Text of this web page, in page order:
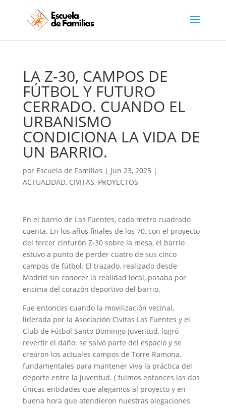
LA Z-30, CAMPOS DE
FÚTBOL Y FUTURO
CERRADO. CUANDO EL
URBANISMO
CONDICIONA LA VIDA DE
UN BARRIO.
por Escuela de Familias | Jun 23, 2025 |
ACTUALIDAD, CIVITAS, PROYECTOS
En el barrio de Las Fuentes, cada metro cuadrado
cuenta. En los años finales de los 70, con el proyecto
del tercer cinturón Z-30 sobre la mesa, el barrio
estuvo a punto de perder cuatro de sus cinco
campos de fútbol. El trazado, realizado desde
Madrid sin conocer la realidad local, pasaba por
encima del corazón deportivo del barrio.
Fue entonces cuando la movilización vecinal,
liderada por la Asociación Civitas Las Fuentes y el
Club de Fútbol Santo Domingo Juventud, logró
revertir el daño: se salvó parte del espacio y se
crearon los actuales campos de Torre Ramona,
fundamentales para mantener viva la práctica del
deporte entre la juventud. ( fuimos entonces las dos
únicas entidades que alegamos al proyecto y en
buena hora que atendieron nuestras alegaciones